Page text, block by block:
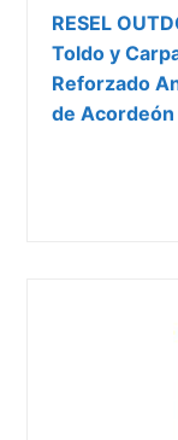
RESEL
Toldo y
Reforzado
de